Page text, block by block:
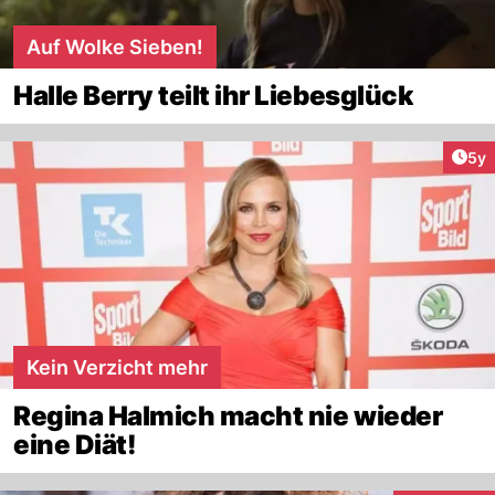
Auf Wolke Sieben!
Halle Berry teilt ihr Liebesglück
5y
Kein Verzicht mehr
Regina Halmich macht nie wieder
eine Diät!